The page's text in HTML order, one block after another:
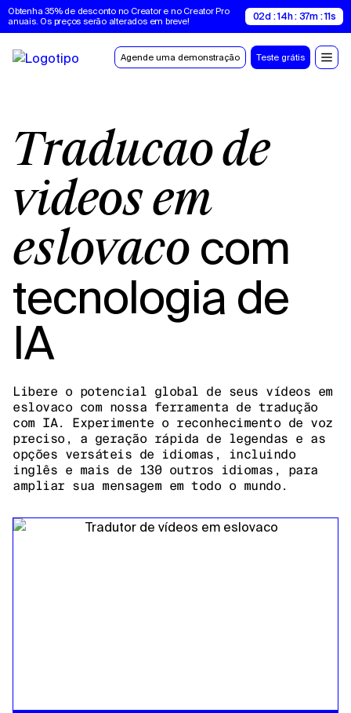
Obtenha 35% de desconto no Creator e no Creator Pro
anuais. Os preços serão alterados em breve!
02d : 14h : 37m : 10s
Agende uma demonstração Teste grátis
Tradução de
vídeos em
eslovaco com
tecnologia de
IA
Libere o potencial global de seus vídeos em
eslovaco com nossa ferramenta de tradução
com IA. Experimente o reconhecimento de voz
preciso, a geração rápida de legendas e as
opções versáteis de idiomas, incluindo
inglês e mais de 130 outros idiomas, para
ampliar sua mensagem em todo o mundo.